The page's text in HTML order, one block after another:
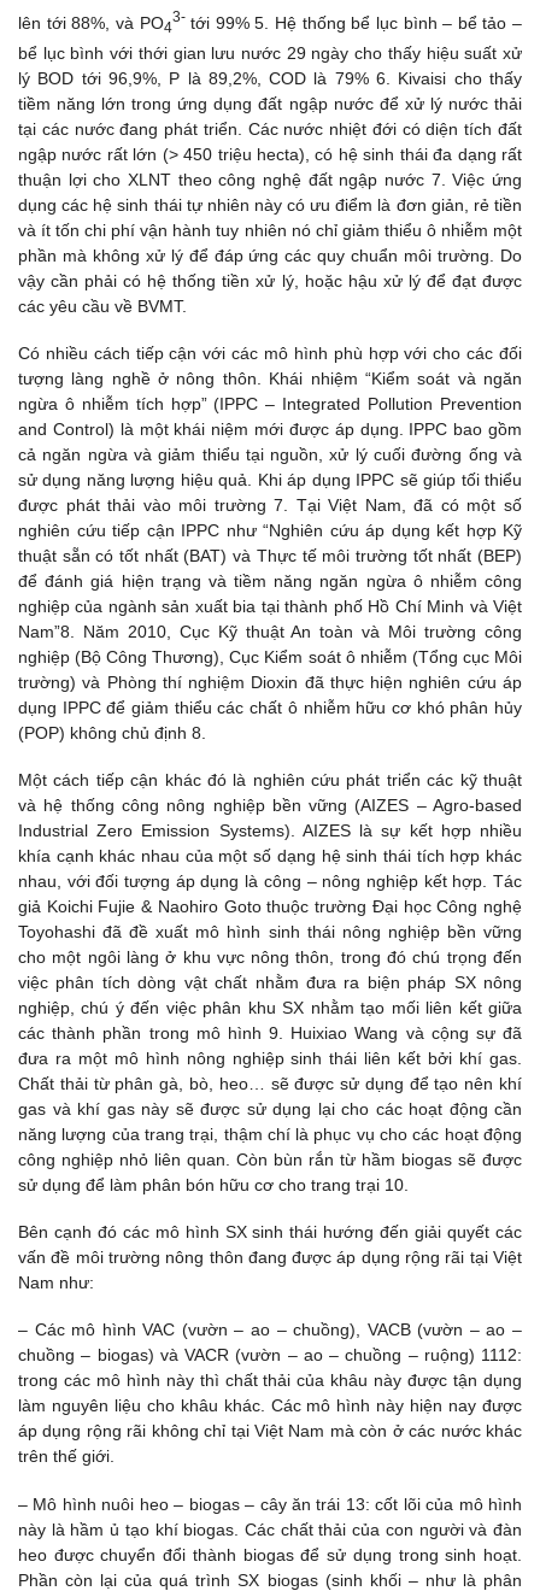
lên tới 88%, và PO4
3-tới 99% 5. Hệ thống bể lục bình – bể tảo –
bể lục bình với thới gian lưu nước 29 ngày cho thấy hiệu suất xử
lý BOD tới 96,9%, P là 89,2%, COD là 79% 6. Kivaisi cho thấy
tiềm năng lớn trong ứng dụng đất ngập nước để xử lý nước thải
tại các nước đang phát triển. Các nước nhiệt đới có diện tích đất
ngập nước rất lớn (> 450 triệu hecta), có hệ sinh thái đa dạng rất
thuận lợi cho XLNT theo công nghệ đất ngập nước 7. Việc ứng
dụng các hệ sinh thái tự nhiên này có ưu điểm là đơn giản, rẻ tiền
và ít tốn chi phí vận hành tuy nhiên nó chỉ giảm thiểu ô nhiễm một
phần mà không xử lý để đáp ứng các quy chuẩn môi trường. Do
vậy cần phải có hệ thống tiền xử lý, hoặc hậu xử lý để đạt được
các yêu cầu về BVMT.
Có nhiều cách tiếp cận với các mô hình phù hợp với cho các đối
tượng làng nghề ở nông thôn. Khái nhiệm “Kiểm soát và ngăn
ngừa ô nhiễm tích hợp” (IPPC – Integrated Pollution Prevention
and Control) là một khái niệm mới được áp dụng. IPPC bao gồm
cả ngăn ngừa và giảm thiểu tại nguồn, xử lý cuối đường ống và
sử dụng năng lượng hiệu quả. Khi áp dụng IPPC sẽ giúp tối thiểu
được phát thải vào môi trường 7. Tại Việt Nam, đã có một số
nghiên cứu tiếp cận IPPC như “Nghiên cứu áp dụng kết hợp Kỹ
thuật sẵn có tốt nhất (BAT) và Thực tế môi trường tốt nhất (BEP)
để đánh giá hiện trạng và tiềm năng ngăn ngừa ô nhiễm công
nghiệp của ngành sản xuất bia tại thành phố Hồ Chí Minh và Việt
Nam”8. Năm 2010, Cục Kỹ thuật An toàn và Môi trường công
nghiệp (Bộ Công Thương), Cục Kiểm soát ô nhiễm (Tổng cục Môi
trường) và Phòng thí nghiệm Dioxin đã thực hiện nghiên cứu áp
dụng IPPC để giảm thiểu các chất ô nhiễm hữu cơ khó phân hủy
(POP) không chủ định 8.
Một cách tiếp cận khác đó là nghiên cứu phát triển các kỹ thuật
và hệ thống công nông nghiệp bền vững (AIZES – Agro-based
Industrial Zero Emission Systems). AIZES là sự kết hợp nhiều
khía cạnh khác nhau của một số dạng hệ sinh thái tích hợp khác
nhau, với đối tượng áp dụng là công – nông nghiệp kết hợp. Tác
giả Koichi Fujie & Naohiro Goto thuộc trường Đại học Công nghệ
Toyohashi đã đề xuất mô hình sinh thái nông nghiệp bền vững
cho một ngôi làng ở khu vực nông thôn, trong đó chú trọng đến
việc phân tích dòng vật chất nhằm đưa ra biện pháp SX nông
nghiệp, chú ý đến việc phân khu SX nhằm tạo mối liên kết giữa
các thành phần trong mô hình 9. Huixiao Wang và cộng sự đã
đưa ra một mô hình nông nghiệp sinh thái liên kết bởi khí gas.
Chất thải từ phân gà, bò, heo… sẽ được sử dụng để tạo nên khí
gas và khí gas này sẽ được sử dụng lại cho các hoạt động cần
năng lượng của trang trại, thậm chí là phục vụ cho các hoạt động
công nghiệp nhỏ liên quan. Còn bùn rắn từ hầm biogas sẽ được
sử dụng để làm phân bón hữu cơ cho trang trại 10.
Bên cạnh đó các mô hình SX sinh thái hướng đến giải quyết các
vấn đề môi trường nông thôn đang được áp dụng rộng rãi tại Việt
Nam như:
– Các mô hình VAC (vườn – ao – chuồng), VACB (vườn – ao –
chuồng – biogas) và VACR (vườn – ao – chuồng – ruộng) 1112:
trong các mô hình này thì chất thải của khâu này được tận dụng
làm nguyên liệu cho khâu khác. Các mô hình này hiện nay được
áp dụng rộng rãi không chỉ tại Việt Nam mà còn ở các nước khác
trên thế giới.
– Mô hình nuôi heo – biogas – cây ăn trái 13: cốt lõi của mô hình
này là hầm ủ tạo khí biogas. Các chất thải của con người và đàn
heo được chuyển đổi thành biogas để sử dụng trong sinh hoạt.
Phần còn lại của quá trình SX biogas (sinh khối – như là phân